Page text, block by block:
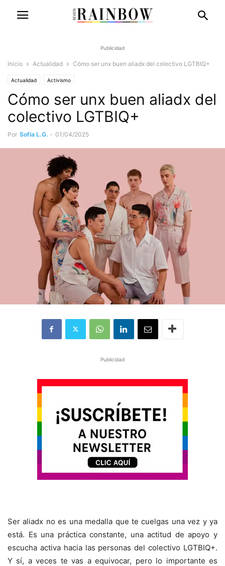
Publicidad
Inicio Actualidad Cómo ser unx buen aliadx del colectivo LGTBIQ+
Actualidad Activismo
Cómo ser unx buen aliadx del
colectivo LGTBIQ+
Por Sofía L.G. - 01/04/2025
Publicidad
Ser aliadx no es una medalla que te cuelgas una vez y ya
está. Es una práctica constante, una actitud de apoyo y
escucha activa hacia las personas del colectivo LGTBIQ+.
Y sí, a veces te vas a equivocar, pero lo importante es